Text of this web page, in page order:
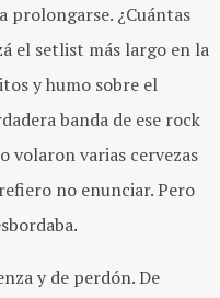
prolongarse. ¿Cuántas
el setlist más largo en la
y humo sobre el
banda de ese rock
volaron varias cervezas
no enunciar. Pero
y de perdón. De